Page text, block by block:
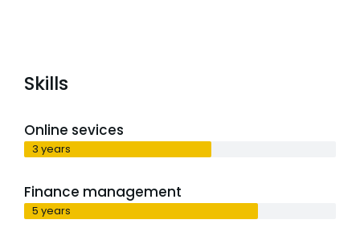
Skills
Online sevices
3 years
Finance management
5 years